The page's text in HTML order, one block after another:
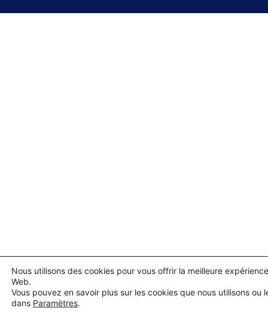
Nous utilisons des cookies pour vous offrir la meilleure
Web.
Vous pouvez en savoir plus sur les cookies que nous utilisons ou
dans Paramètres.